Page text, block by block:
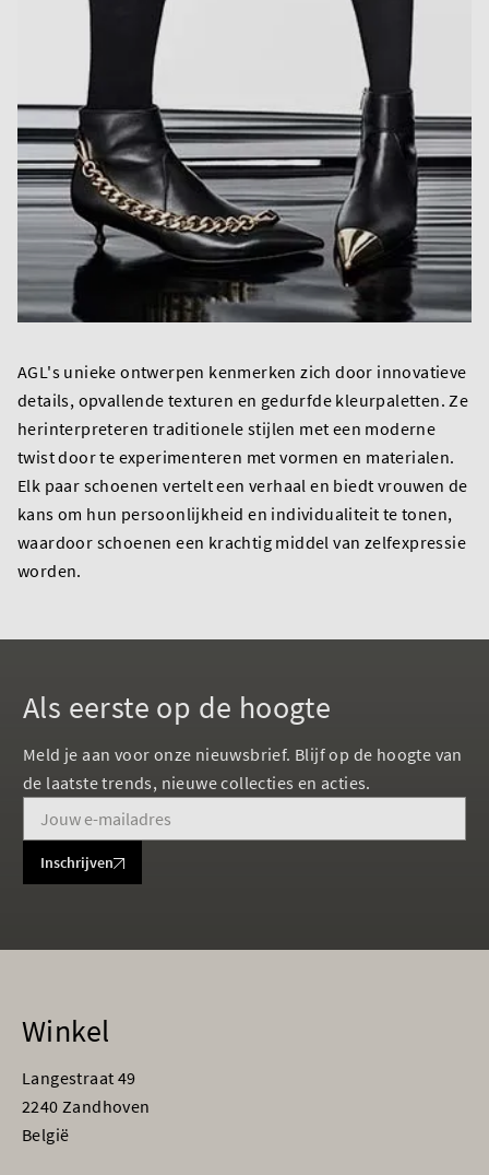
AGL's unieke ontwerpen kenmerken zich door innovatieve
details, opvallende texturen en gedurfde kleurpaletten. Ze
herinterpreteren traditionele stijlen met een moderne
twist door te experimenteren met vormen en materialen.
Elk paar schoenen vertelt een verhaal en biedt vrouwen de
kans om hun persoonlijkheid en individualiteit te tonen,
waardoor schoenen een krachtig middel van zelfexpressie
worden.
Als eerste op de hoogte
Meld je aan voor onze nieuwsbrief. Blijf op de hoogte van
de laatste trends, nieuwe collecties en acties.
Inschrijven
Winkel
Langestraat 49
2240 Zandhoven
België